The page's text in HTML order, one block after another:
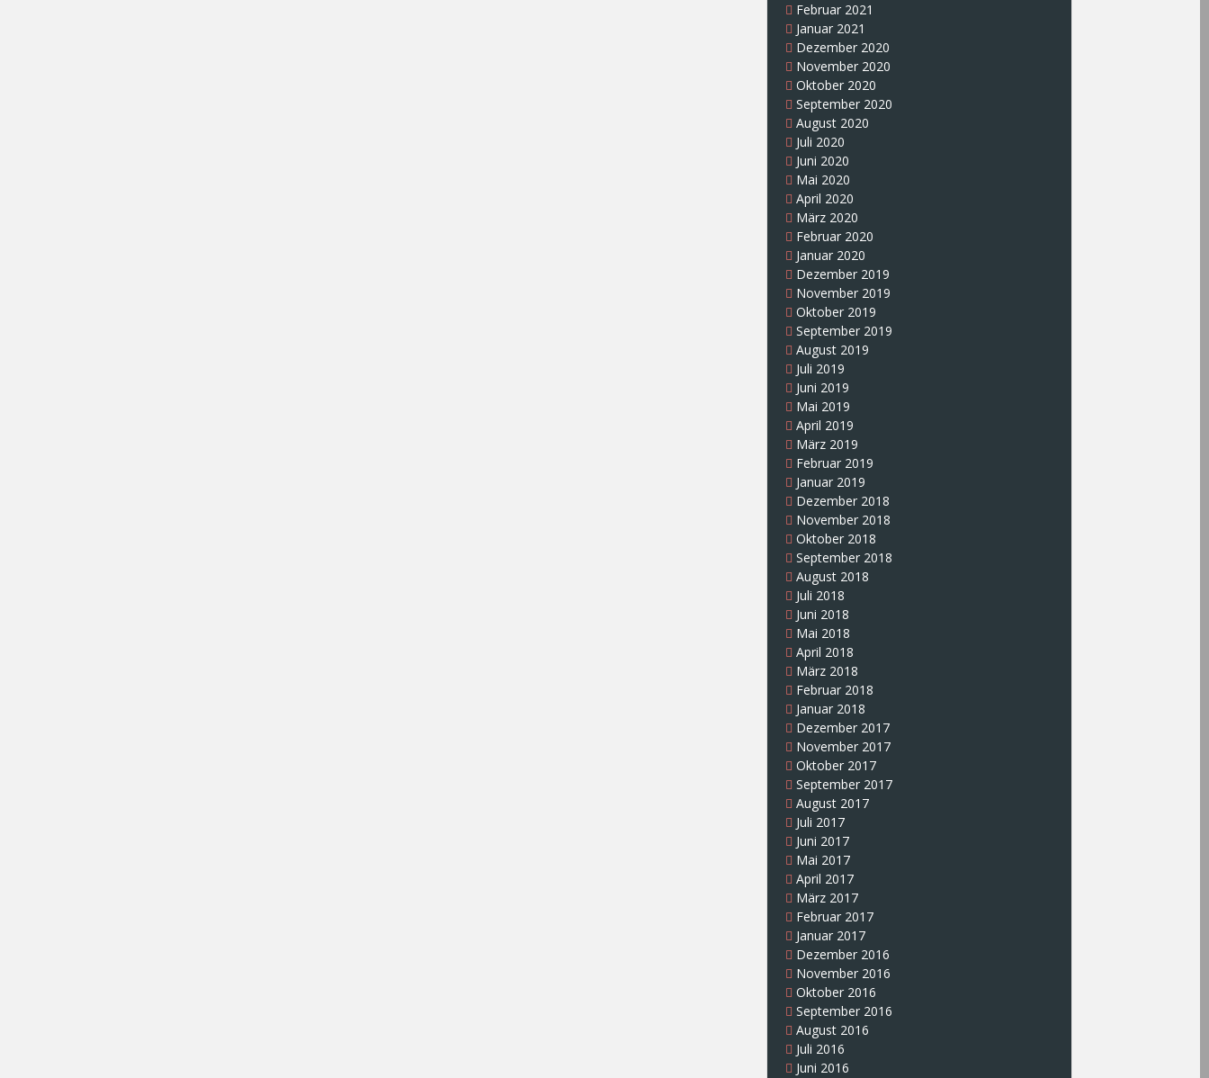
Februar 2021
Januar 2021
Dezember 2020
November 2020
Oktober 2020
September 2020
August 2020
Juli 2020
Juni 2020
Mai 2020
April 2020
März 2020
Februar 2020
Januar 2020
Dezember 2019
November 2019
Oktober 2019
September 2019
August 2019
Juli 2019
Juni 2019
Mai 2019
April 2019
März 2019
Februar 2019
Januar 2019
Dezember 2018
November 2018
Oktober 2018
September 2018
August 2018
Juli 2018
Juni 2018
Mai 2018
April 2018
März 2018
Februar 2018
Januar 2018
Dezember 2017
November 2017
Oktober 2017
September 2017
August 2017
Juli 2017
Juni 2017
Mai 2017
April 2017
März 2017
Februar 2017
Januar 2017
Dezember 2016
November 2016
Oktober 2016
September 2016
August 2016
Juli 2016
Juni 2016